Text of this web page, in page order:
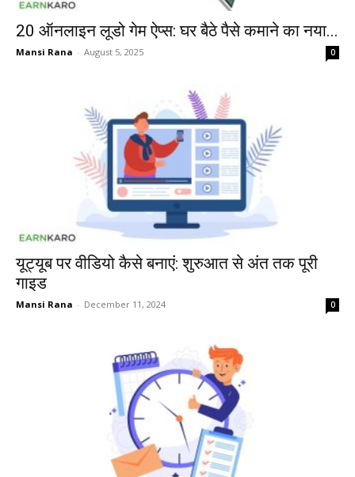
20 ऑनलाइन लूडो गेम ऐप्स: घर बैठे पैसे कमाने का नया...
Mansi Rana - August 5, 2025 0
यूट्यूब पर वीडियो कैसे बनाएं: शुरुआत से अंत तक पूरी
गाइड
Mansi Rana - December 11, 2024 0